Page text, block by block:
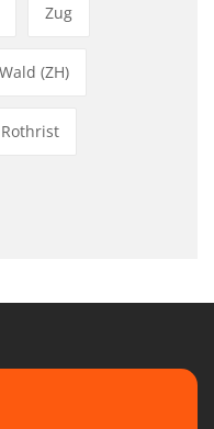
Zug
Wald (ZH)
Rothrist